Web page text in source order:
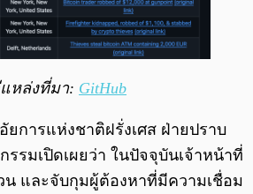
หล่งที่มา: GitHub
อัยการแห่งชาติฝรั่งเศส ฝ่ายปราบ
รมเปิดเผยว่า ในปัจจุบันเจ้าหน้าที่
น และจับกุมผู้ต้องหาที่มีความเชื่อม